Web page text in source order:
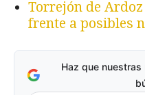
Torrejón de
frente a posibles
Haz que